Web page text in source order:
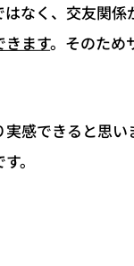
なく、交友関係
きます。そのため
感できると思い
。